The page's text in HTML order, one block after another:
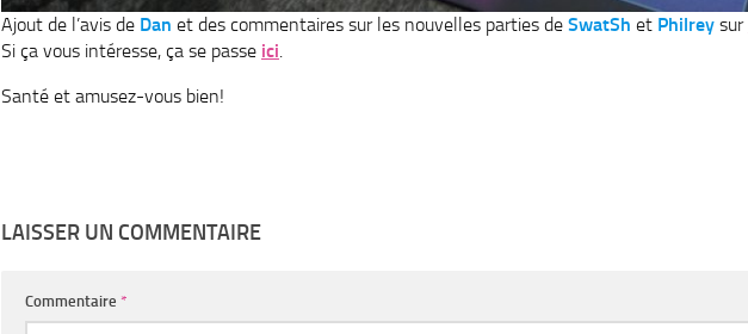
Ajout de l’avis de Dan et des commentaires sur les nouvelles parties de SwatSh et Philrey sur
Si ça vous intéresse, ça se passe ici
Santé et amusez-vous bien!
LAISSER UN COMMENTAIRE
Commentaire *